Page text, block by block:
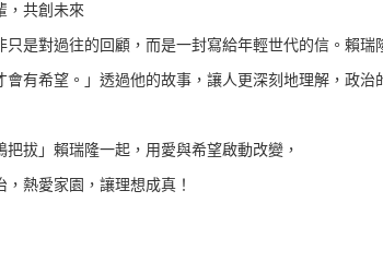
，共創未來
只是對過往的回顧，而是一封寫給年輕世代的信。賴
會有希望。」透過他的故事，讓人更深刻地理解，政
把拔」賴瑞隆一起，用愛與希望啟動改變，
，熱愛家園，讓理想成真！